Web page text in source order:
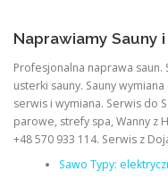
Naprawiamy Sauny i
Profesjonalna naprawa saun.
usterki sauny. Sauny
serwis i wymiana. Serwis do
parowe, strefy spa, Wanny z
+48 570 933 114. Serwis z
Sawo Typy: